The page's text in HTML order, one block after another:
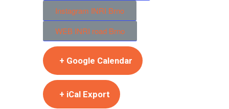
Instagram INRI Brno
WEB INRI road Brno
+ Google Calendar
+ iCal Export